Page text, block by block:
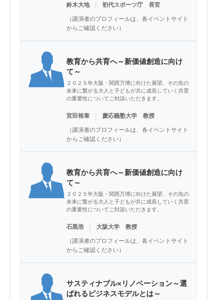
鈴木大地 初代スポーツ庁 長官
（講演者のプロフィールは、各イベントサイト
からご確認ください）
教育から共育へ～新価値創造に向け
て～
２０２５年大阪・関西万博に向けた展望、その先の
未来に繋がる大人と子どもが共に成長していく共育
の重要性についてご対談いただきます。
宮田裕章 慶応義塾大学 教授
（講演者のプロフィールは、各イベントサイト
からご確認ください）
教育から共育へ～新価値創造に向け
て～
２０２５年大阪・関西万博に向けた展望、その先の
未来に繋がる大人と子どもが共に成長していく共育
の重要性についてご対談いただきます。
石黒浩 大阪大学 教授
（講演者のプロフィールは、各イベントサイト
からご確認ください）
サスティナブル×リノベーション～選
ばれるビジネスモデルとは～